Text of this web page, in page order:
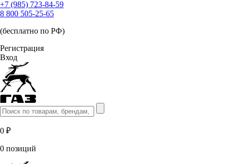
+7 (985) 723-84-59
8 800 505-25-65
(бесплатно по РФ)
Регистрация
Вход
0 ₽
0 позиций